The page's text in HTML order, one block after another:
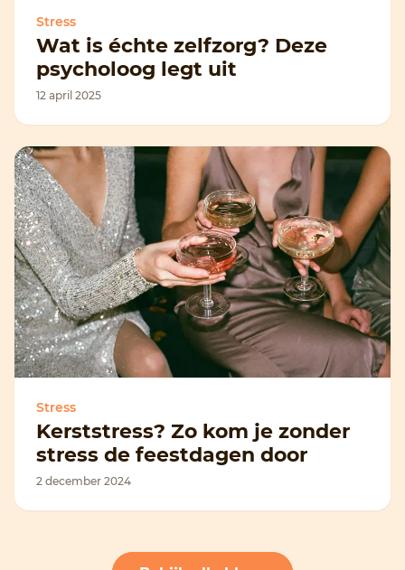
Stress
Wat is échte zelfzorg? Deze
psycholoog legt uit
12 april 2025
Stress
Kerststress? Zo kom je zonder
stress de feestdagen door
2 december 2024